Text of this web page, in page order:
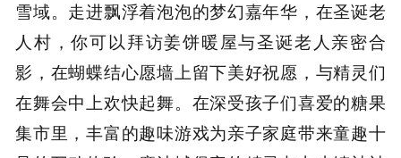
雪域。走进飘浮着泡泡的梦幻嘉年华，在圣诞老
人村，你可以拜访姜饼暖屋与圣诞老人亲密合
影，在蝴蝶结心愿墙上留下美好祝愿，与精灵们
在舞会中上欢快起舞。在深受孩子们喜爱的糖果
集市里，丰富的趣味游戏为亲子家庭带来童趣十